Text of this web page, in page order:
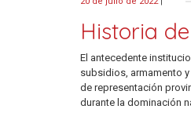
Historia
El antecedente
subsidios, armamento
de representación
durante la dominación